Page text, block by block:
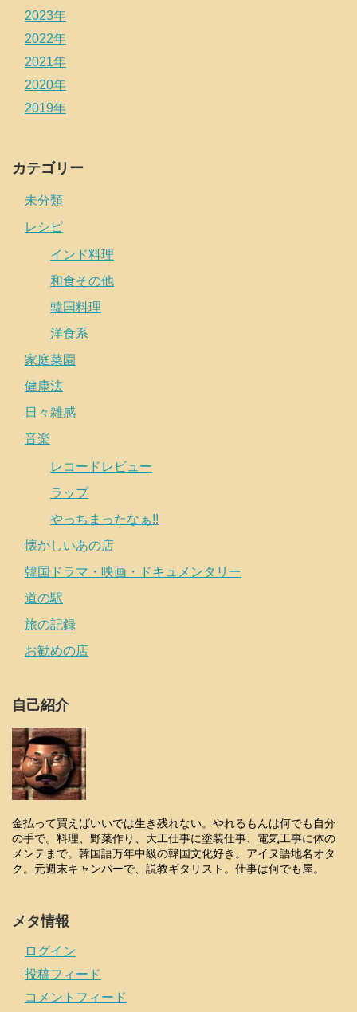
2023年
2022年
2021年
2020年
2019年
カテゴリー
未分類
レシピ
インド料理
和食その他
韓国料理
洋食系
家庭菜園
健康法
日々雑感
音楽
レコードレビュー
ラップ
やっちまったなぁ!!
懐かしいあの店
韓国ドラマ・映画・ドキュメンタリー
道の駅
旅の記録
お勧めの店
自己紹介
金払って買えばいいでは生き残れない。やれるもんは何でも自分
の手で。料理、野菜作り、大工仕事に塗装仕事、電気工事に体の
メンテまで。韓国語万年中級の韓国文化好き。アイヌ語地名オタ
ク。元週末キャンパーで、説教ギタリスト。仕事は何でも屋。
メタ情報
ログイン
投稿フィード
コメントフィード